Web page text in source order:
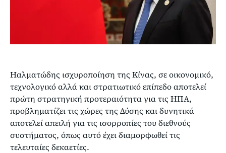
Ηαλματώδης ισχυροποίηση της Κίνας, σε οικονομικό,
τεχνολογικό αλλά και στρατιωτικό επίπεδο αποτελεί
πρώτη στρατηγική προτεραιότητα για τις ΗΠΑ,
προβληματίζει τις χώρες της Δύσης και δυνητικά
αποτελεί απειλή για τις ισορροπίες του διεθνούς
συστήματος, όπως αυτό έχει διαμορφωθεί τις
τελευταίες δεκαετίες.